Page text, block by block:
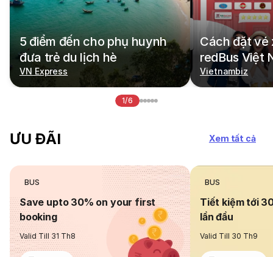
5 điểm đến cho phụ huynh
đưa trẻ du lịch hè
VN Express
Cách đặt vé
redBus Việt
Vietnambiz
1/6
ƯU ĐÃI Xem tất cả
BUS
Save upto 30% on your first
booking
Valid Till 31 Th8
BUS
Tiết kiệm tới
lần đầu
Valid Till 30 Th9